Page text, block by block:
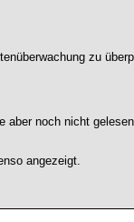
zu
noch nicht
angezeigt.